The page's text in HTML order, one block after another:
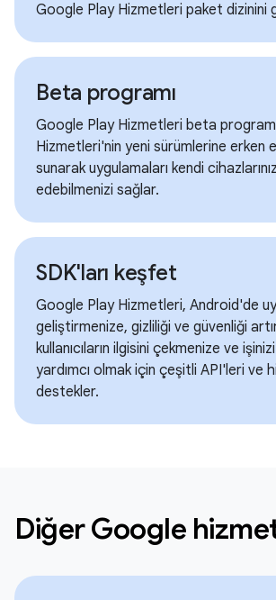
Google Play Hizmetleri paket dizinini
Beta programı
Google Play Hizmetleri beta
Hizmetleri'nin yeni sürümlerine erken
sunarak uygulamaları kendi
edebilmenizi sağlar.
SDK'ları keşfet
Google Play Hizmetleri, Android'de
geliştirmenize, gizliliği ve güvenliği
kullanıcıların ilgisini çekmenize ve
yardımcı olmak için çeşitli API'leri ve
destekler.
Diğer Google